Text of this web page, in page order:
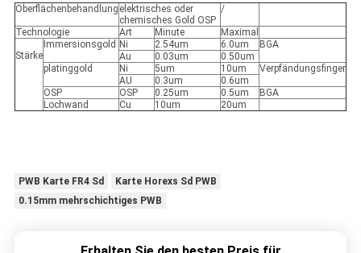
Oberflächenbehandlung elektrisches oder
chemisches Gold OSP
/
Technologie Art Minute Maximal
Stärke
Immersionsgold Ni 2.54um 6.0um
BGA
Au
0.03um
0.50um
platinggold
Ni 5um 10um
Verpfändungsfinger
AU
0.3um
0.6um
OSP
OSP 0.25um 0.5um
BGA
Lochwand
Cu 10um 20um
PWB Karte FR4 Sd
Karte Horexs Sd PWB
0.15mm mehrschichtiges PWB